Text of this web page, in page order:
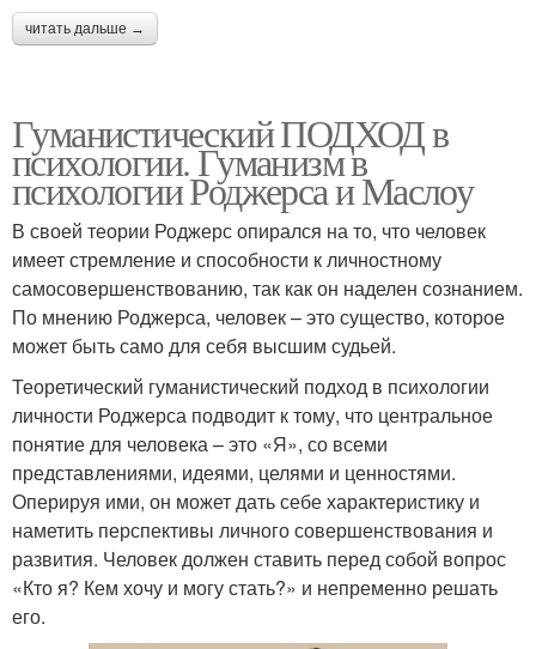
читать дальше →
Гуманистический ПОДХОД в
психологии. Гуманизм в
психологии Роджерса и Маслоу
В своей теории Роджерс опирался на то, что человек
имеет стремление и способности к личностному
самосовершенствованию, так как он наделен сознанием.
По мнению Роджерса, человек – это существо, которое
может быть само для себя высшим судьей.
Теоретический гуманистический подход в психологии
личности Роджерса подводит к тому, что центральное
понятие для человека – это «Я», со всеми
представлениями, идеями, целями и ценностями.
Оперируя ими, он может дать себе характеристику и
наметить перспективы личного совершенствования и
развития. Человек должен ставить перед собой вопрос
«Кто я? Кем хочу и могу стать?» и непременно решать
его.